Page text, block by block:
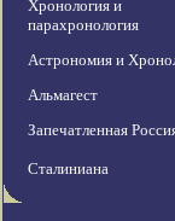
Хронология и
парахронология
Астрономия и
Альмагест
Запечатленная
Сталиниана